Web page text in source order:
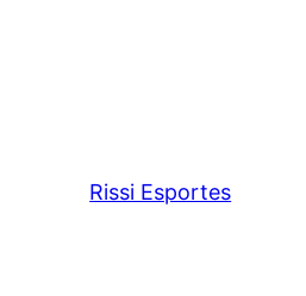
Rissi Esportes